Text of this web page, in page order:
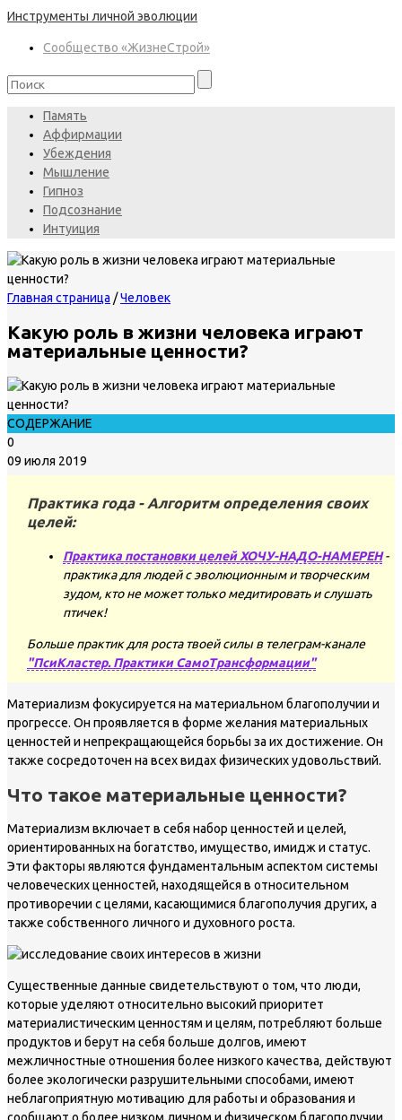
Инструменты личной эволюции
Сообщество «ЖизнеСтрой»
Память
Аффирмации
Убеждения
Мышление
Гипноз
Подсознание
Интуиция
Главная страница /Человек
Какую роль в жизни человека играют
материальные ценности?
СОДЕРЖАНИЕ
0
09 июля 2019
Практика года - Алгоритм определения своих
целей:
Практика постановки целей ХОЧУ-НАДО-НАМЕРЕН-
практика для людей с эволюционным и творческим
зудом, кто не может только медитировать и слушать
птичек!
Больше практик для роста твоей силы в телеграм-канале
"ПсиКластер. Практики СамоТрансформации"
Материализм фокусируется на материальном благополучии и
прогрессе. Он проявляется в форме желания материальных
ценностей и непрекращающейся борьбы за их достижение. Он
также сосредоточен на всех видах физических удовольствий.
Что такое материальные ценности?
Материализм включает в себя набор ценностей и целей,
ориентированных на богатство, имущество, имидж и статус.
Эти факторы являются фундаментальным аспектом системы
человеческих ценностей, находящейся в относительном
противоречии с целями, касающимися благополучия других, а
также собственного личного и духовного роста.
Существенные данные свидетельствуют о том, что люди,
которые уделяют относительно высокий приоритет
материалистическим ценностям и целям, потребляют больше
продуктов и берут на себя больше долгов, имеют
межличностные отношения более низкого качества, действуют
более экологически разрушительными способами, имеют
неблагоприятную мотивацию для работы и образования и